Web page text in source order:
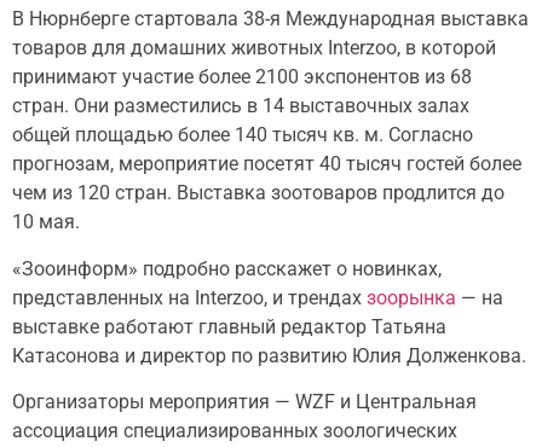
В Нюрнберге стартовала 38-я Международная выставка
товаров для домашних животных Interzoo, в которой
принимают участие более 2100 экспонентов из 68
стран. Они разместились в 14 выставочных залах
общей площадью более 140 тысяч кв. м. Согласно
прогнозам, мероприятие посетят 40 тысяч гостей более
чем из 120 стран. Выставка зоотоваров продлится до
10 мая.
«Зооинформ» подробно расскажет о новинках,
представленных на Interzoo, и трендах зоорынка — на
выставке работают главный редактор Татьяна
Катасонова и директор по развитию Юлия Долженкова.
Организаторы мероприятия — WZF и Центральная
ассоциация специализированных зоологических